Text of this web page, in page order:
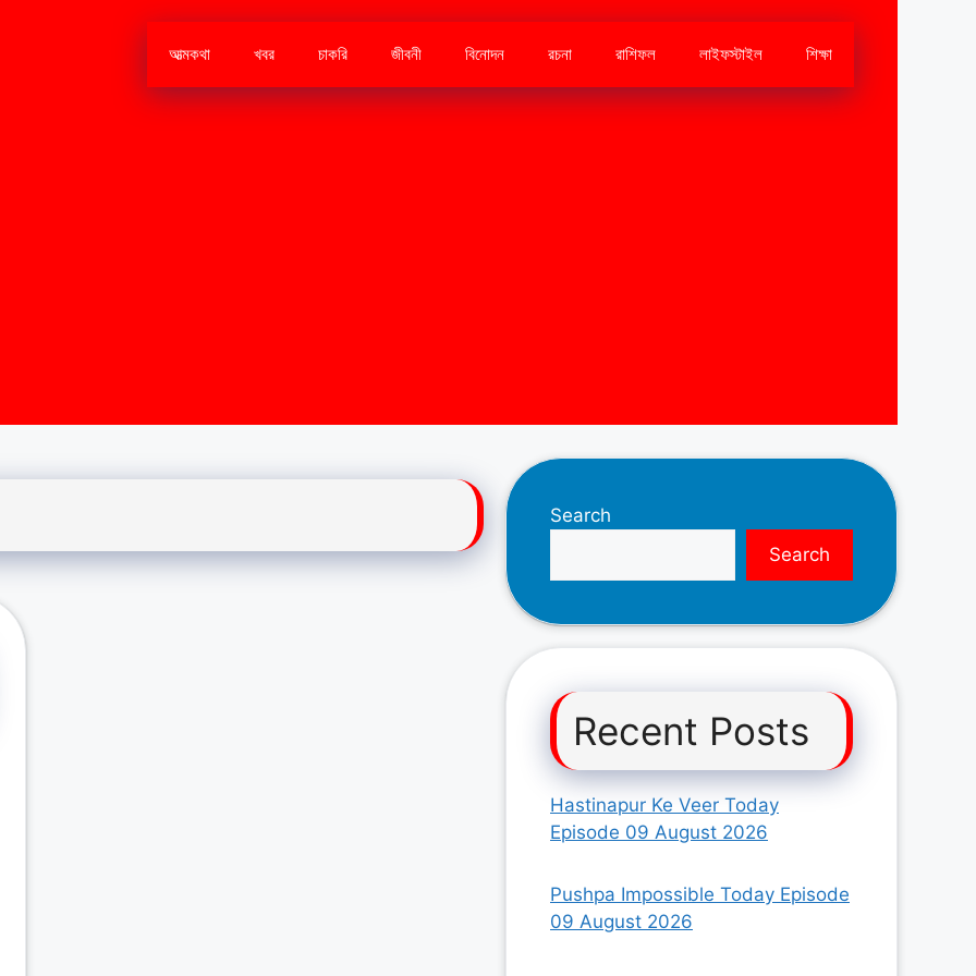
আত্মকথা খবর চাকরি জীবনী বিনোদন রচনা রাশিফল লাইফস্টাইল শিক্ষা
Search
Search
Recent Posts
Hastinapur Ke Veer Today
Episode 09 August 2026
Pushpa Impossible Today Episode
09 August 2026